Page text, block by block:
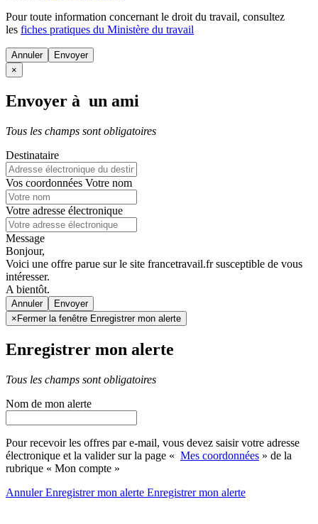
Pour toute information concernant le droit du travail, consultez
les fiches pratiques du Ministère du travail
Annuler
×
Envoyer à un ami
Tous les champs sont obligatoires
Destinataire
Vos coordonnées Votre nom
Votre adresse électronique
Message
Bonjour,
Voici une offre parue sur le site francetravail.fr susceptible de vous
intéresser.
A bientôt.
Annuler
× Fermer la fenêtre Enregistrer mon alerte
Enregistrer mon alerte
Tous les champs sont obligatoires
Nom de mon alerte
Pour recevoir les offres par e-mail, vous devez saisir votre adresse
électronique et la valider sur la page « Mes coordonnées » de la
rubrique « Mon compte »
AnnulerEnregistrer mon alerte Enregistrermon alerte